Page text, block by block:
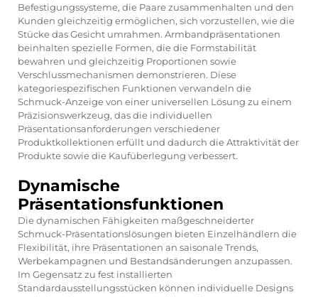
Befestigungssysteme, die Paare zusammenhalten und den
Kunden gleichzeitig ermöglichen, sich vorzustellen, wie die
Stücke das Gesicht umrahmen. Armbandpräsentationen
beinhalten spezielle Formen, die die Formstabilität
bewahren und gleichzeitig Proportionen sowie
Verschlussmechanismen demonstrieren. Diese
kategoriespezifischen Funktionen verwandeln die
Schmuck-Anzeigevon einer universellen Lösung zu einem
Präzisionswerkzeug, das die individuellen
Präsentationsanforderungen verschiedener
Produktkollektionen erfüllt und dadurch die Attraktivität der
Produkte sowie die Kaufüberlegung verbessert.
Dynamische
Präsentationsfunktionen
Die dynamischen Fähigkeiten maßgeschneiderter
Schmuck-Präsentationslösungen bieten Einzelhändlern die
Flexibilität, ihre Präsentationen an saisonale Trends,
Werbekampagnen und Bestandsänderungen anzupassen.
Im Gegensatz zu fest installierten
Standardausstellungsstücken können individuelle Designs